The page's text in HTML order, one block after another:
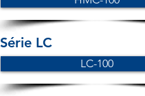
Série LC
LC-100